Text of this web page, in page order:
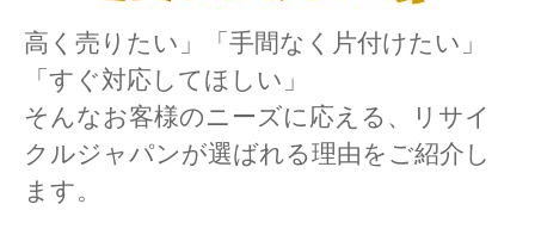
高く売りたい」「手間なく片付けたい」
「すぐ対応してほしい」
そんなお客様のニーズに応える、リサイ
クルジャパンが選ばれる理由をご紹介し
ます。